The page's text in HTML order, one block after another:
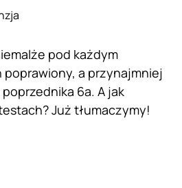
pod każdym
a przynajmniej
6a. A jak
Już tłumaczymy!